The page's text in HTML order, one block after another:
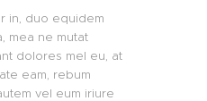
in, duo equidem
mea ne mutat
dolores mel eu, at
eam, rebum
vel eum iriure